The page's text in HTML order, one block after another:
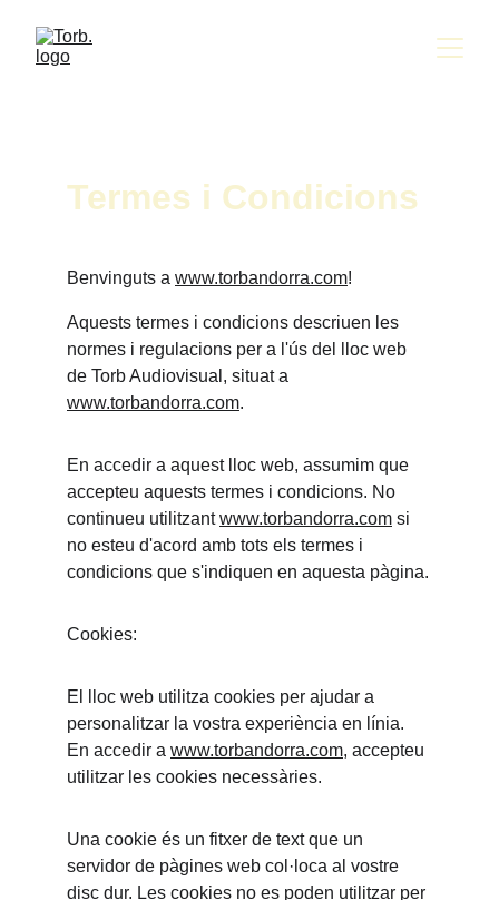
Termes i Condicions
Benvinguts a www.torbandorra.com!
Aquests termes i condicions descriuen les
normes i regulacions per a l'ús del lloc web
de Torb Audiovisual, situat a
www.torbandorra.com.
En accedir a aquest lloc web, assumim que
accepteu aquests termes i condicions. No
continueu utilitzant www.torbandorra.com si
no esteu d'acord amb tots els termes i
condicions que s'indiquen en aquesta pàgina.
Cookies:
El lloc web utilitza cookies per ajudar a
personalitzar la vostra experiència en línia.
En accedir a www.torbandorra.com, accepteu
utilitzar les cookies necessàries.
Una cookie és un fitxer de text que un
servidor de pàgines web col·loca al vostre
disc dur. Les cookies no es poden utilitzar per